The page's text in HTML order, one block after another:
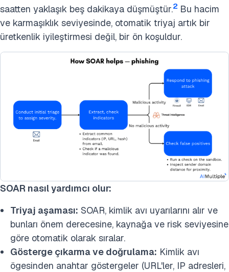
saatten yaklaşık beş dakikaya düşmüştür.2 Bu hacim
ve karmaşıklık seviyesinde, otomatik triyaj artık bir
üretkenlik iyileştirmesi değil, bir ön koşuldur.
SOAR nasıl yardımcı olur:
Triyaj aşaması: SOAR, kimlik avı uyarılarını alır ve
bunları önem derecesine, kaynağa ve risk seviyesine
göre otomatik olarak sıralar.
Gösterge çıkarma ve doğrulama: Kimlik avı
ögesinden anahtar göstergeler (URL'ler, IP adresleri,